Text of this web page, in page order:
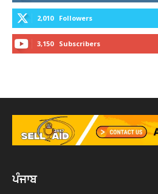
2,010 Followers
3,150 Subscribers
ਪੰਜਾਬ